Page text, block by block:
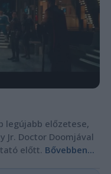
legújabb előzetese,
Jr. Doctor Doomjával
előtt. Bővebben...